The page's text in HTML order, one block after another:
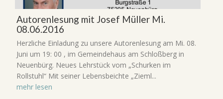
Autorenlesung mit Josef Müller Mi.
08.06.2016
Herzliche Einladung zu unsere Autorenlesung am Mi. 08.
Juni um 19: 00 , im Gemeindehaus am Schloßberg in
Neuenbürg. Neues Lehrstück vom „Schurken im
Rollstuhl“ Mit seiner Lebensbeichte „Zieml...
mehr lesen